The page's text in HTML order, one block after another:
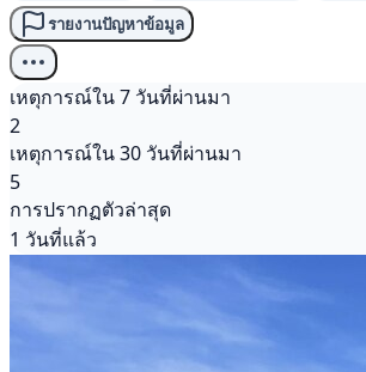
รายงานปัญหาข้อมูล
เหตุการณ์ใน 7 วันที่ผ่านมา
2
เหตุการณ์ใน 30 วันที่ผ่านมา
5
การปรากฏตัวล่าสุด
1 วันที่แล้ว